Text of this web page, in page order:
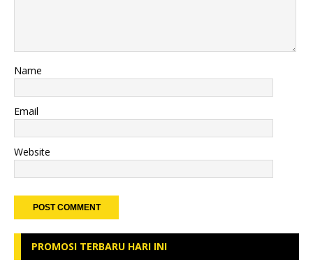
Name
Email
Website
PROMOSI TERBARU HARI INI